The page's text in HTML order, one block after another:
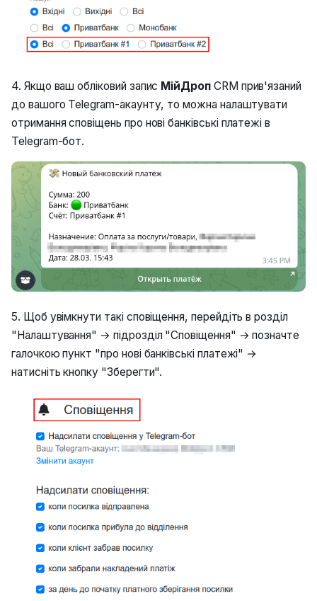
4. Якщо ваш обліковий запис МійДропCRM прив'язаний
до вашого Telegram-акаунту, то можна налаштувати
отримання сповіщень про нові банківські платежі в
Telegram-бот.
5. Щоб увімкнути такі сповіщення, перейдіть в розділ
"Налаштування" → підрозділ "Сповіщення" → позначте
галочкою пункт "про нові банківські платежі" →
натисніть кнопку "Зберегти".